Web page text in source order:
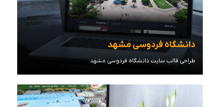
دانشگاه فردوسی مشهد
طراحی قالب سایت دانشگاه فردوسی مشهد
مشاهده توضیحات